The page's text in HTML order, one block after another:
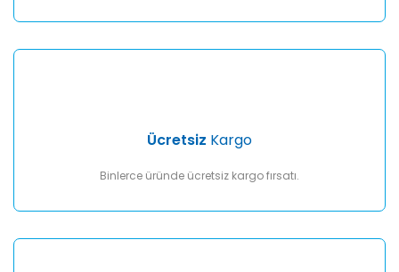
Ücretsiz Kargo
Binlerce üründe ücretsiz kargo fırsatı.